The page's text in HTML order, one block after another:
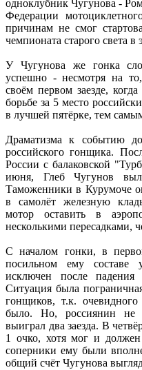
одноклубник Чугунова -
Федерации
причинам не смог
чемпионата старого света в
У Чугунова же гонка
успешно - несмотря на
своём первом заезде,
борьбе за 5 место
в лучшей пятёрке, тем
Драматизма к событию
российского гонщика.
России с балаковской
июня, Глеб Чугунов
Таможенники в Курумоче
в самолёт железную
мотор оставить в
несколькими пересадками,
С началом гонки, в
посильном ему составе
исключен после
Ситуация была
гонщиков, т.к.
было. Но, россиянин не
выиграл два заезда. В
1 очко, хотя мог и
соперники ему были
общий счёт Чугунова